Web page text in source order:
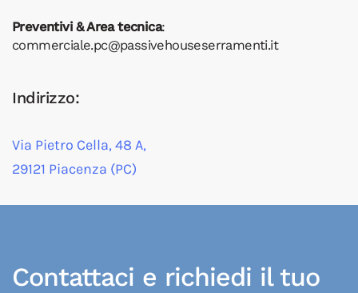
Preventivi & Area tecnica:
commerciale.pc@passivehouseserramenti.it
Indirizzo:
Via Pietro Cella, 48 A,
29121 Piacenza (PC)
Contattaci e richiedi il tuo